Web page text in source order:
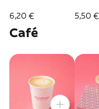
6,20 € 5,50 €
Café